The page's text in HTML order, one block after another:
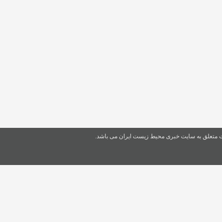
متعلق به سایت خبری محیط زیست ایران می باشد.